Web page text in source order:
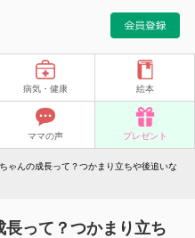
病気・健康 絵本
ママの声 プレゼント
ゃんの成長って？つかまり立ちや後追いな
って？つかまり立ち